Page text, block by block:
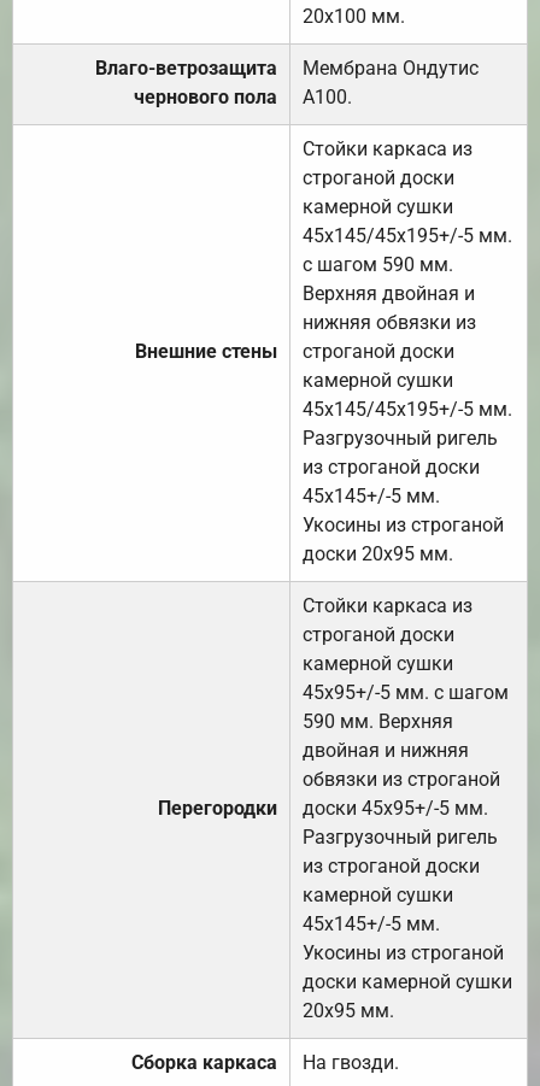
20х100 мм.
Влаго-ветрозащита
чернового пола
Мембрана Ондутис
А100.
Внешние стены
Стойки каркаса из
строганой доски
камерной сушки
45х145/45х195+/-5 мм.
с шагом 590 мм.
Верхняя двойная и
нижняя обвязки из
строганой доски
камерной сушки
45х145/45х195+/-5 мм.
Разгрузочный ригель
из строганой доски
45х145+/-5 мм.
Укосины из строганой
доски 20х95 мм.
Перегородки
Стойки каркаса из
строганой доски
камерной сушки
45х95+/-5 мм. с шагом
590 мм. Верхняя
двойная и нижняя
обвязки из строганой
доски 45х95+/-5 мм.
Разгрузочный ригель
из строганой доски
камерной сушки
45х145+/-5 мм.
Укосины из строганой
доски камерной сушки
20х95 мм.
Сборка каркаса На гвозди.